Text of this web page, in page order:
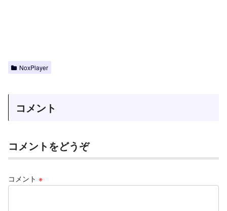
NoxPlayer
コメント
コメントをどうぞ
コメント ※